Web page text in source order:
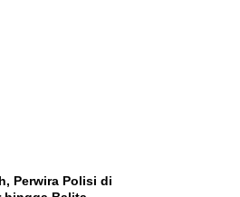
Perwira Polisi di